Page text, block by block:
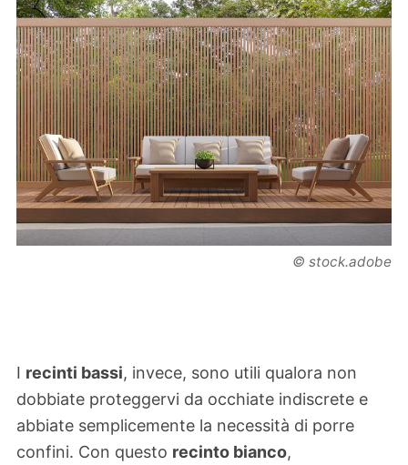
© stock.adobe
I recinti bassi, invece, sono utili qualora non
dobbiate proteggervi da occhiate indiscrete e
abbiate semplicemente la necessità di porre
confini. Con questo recinto bianco,